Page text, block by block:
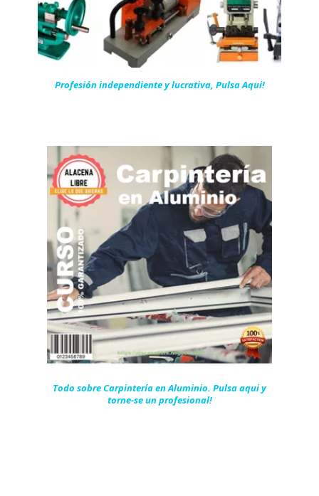
Profesión independiente y lucrativa, Pulsa Aqui!
Todo sobre Carpintería en Aluminio. Pulsa aqui y
torne-se un profesional!